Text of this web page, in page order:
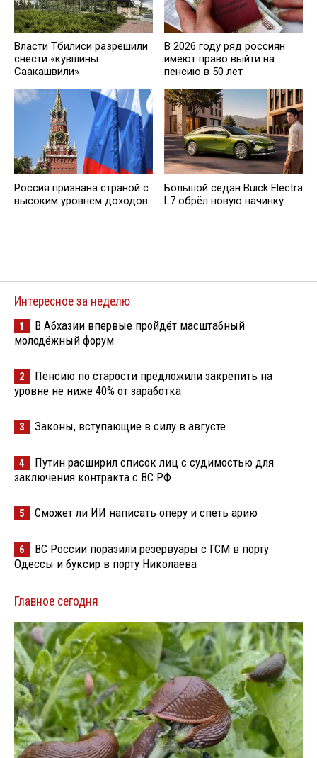
Власти Тбилиси разрешили
снести «кувшины
Саакашвили»
В 2026 году ряд россиян
имеют право выйти на
пенсию в 50 лет
Россия признана страной с
высоким уровнем доходов
Большой седан Buick Electra
L7 обрёл новую начинку
Интересное за неделю
1
В Абхазии впервые пройдёт масштабный
молодёжный форум
2
Пенсию по старости предложили закрепить на
уровне не ниже 40% от заработка
3 Законы, вступающие в силу в августе
4
Путин расширил список лиц с судимостью для
заключения контракта с ВС РФ
5 Сможет ли ИИ написать оперу и спеть арию
6
ВС России поразили резервуары с ГСМ в порту
Одессы и буксир в порту Николаева
Главное сегодня